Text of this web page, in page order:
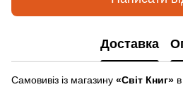
Доставка
Самовивіз із магазину «Світ Книг»